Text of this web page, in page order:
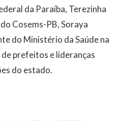
da Paraíba, Terezinha
Cosems-PB, Soraya
do Ministério da Saúde na
de prefeitos e lideranças
do estado.